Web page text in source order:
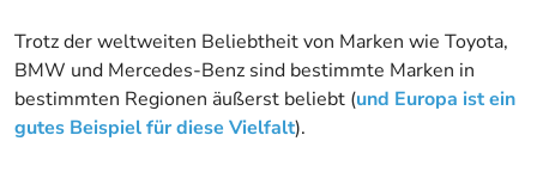
Trotz der weltweiten Beliebtheit von Marken wie Toyota,
BMW und Mercedes-Benz sind bestimmte Marken in
bestimmten Regionen äußerst beliebt (und Europa ist ein
gutes Beispiel für diese Vielfalt).